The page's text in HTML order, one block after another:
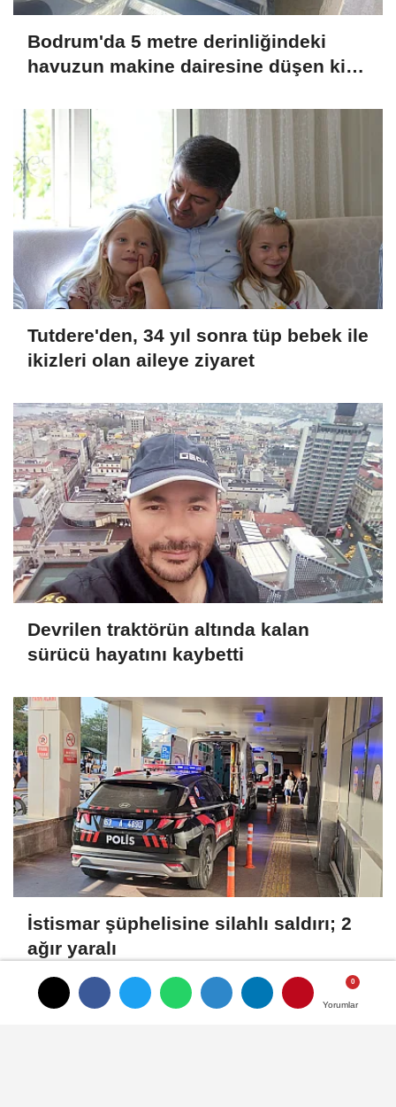
Yorumlar
Yorumlar
Bodrum'da 5 metre derinliğindeki
havuzun makine dairesine düşen kişi
Tutdere'den, 34 yıl sonra tüp bebek ile
ikizleri olan aileye ziyaret
Devrilen traktörün altında kalan
sürücü hayatını kaybetti
İstismar şüphelisine silahlı saldırı; 2
ağır yaralı